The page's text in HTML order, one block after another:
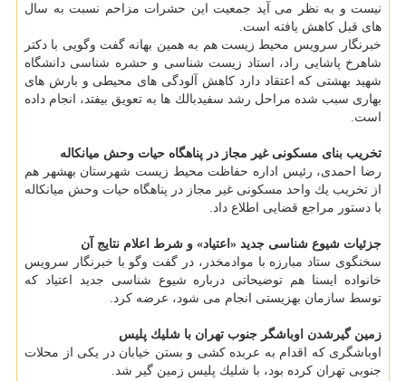
نیست و به نظر می آید جمعیت این حشرات مزاحم نسبت به سال
های قبل كاهش یافته است.
خبرنگار سرویس محیط زیست هم به همین بهانه گفت وگویی با دكتر
شاهرخ پاشایی راد، استاد زیست شناسی و حشره شناسی دانشگاه
شهید بهشتی كه اعتقاد دارد كاهش آلودگی های محیطی و بارش های
بهاری سبب شده مراحل رشد سفیدبالك ها به تعویق بیفتد، انجام داده
است.
تخریب بنای مسكونی غیر مجاز در پناهگاه حیات وحش میانكاله
رضا احمدی، رئیس اداره حفاظت محیط زیست شهرستان بهشهر هم
از تخریب یك واحد مسكونی غیر مجاز در پناهگاه حیات وحش میانكاله
با دستور مراجع قضایی اطلاع داد.
جزئیات شیوع شناسی جدید «اعتیاد» و شرط اعلام نتایج آن
سخنگوی ستاد مبارزه با موادمخدر، در گفت وگو با خبرنگار سرویس
خانواده ایسنا هم توضیحاتی درباره شیوع شناسی جدید اعتیاد كه
توسط سازمان بهزیستی انجام می شود، عرضه كرد.
زمین گیرشدن اوباشگر جنوب تهران با شلیك پلیس
اوباشگری كه اقدام به عربده كشی و بستن خیابان در یكی از محلات
جنوبی تهران كرده بود، با شلیك پلیس زمین گیر شد.